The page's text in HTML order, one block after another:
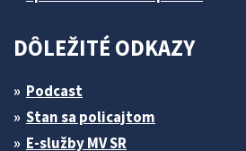
DÔLEŽITÉ ODKAZY
Podcast
Stan sa policajtom
E-služby MV SR